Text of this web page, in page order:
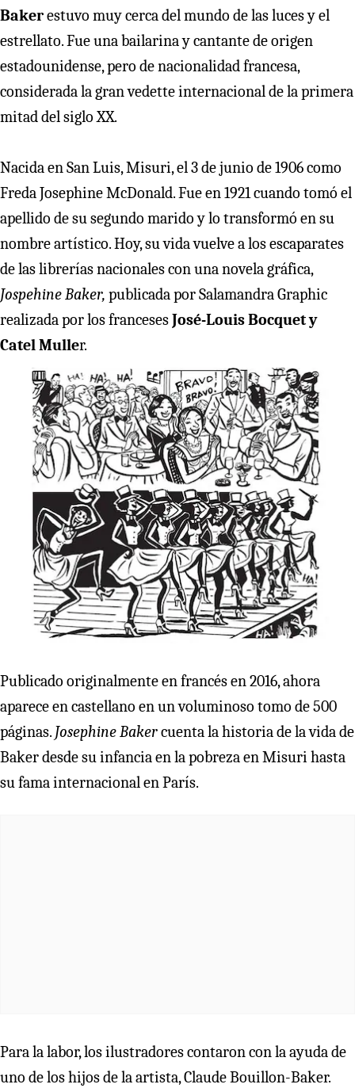
Bakerestuvo muy cerca del mundo de las luces y el
estrellato. Fue una bailarina y cantante de origen
estadounidense, pero de nacionalidad francesa,
considerada la gran vedette internacional de la primera
mitad del siglo XX.
Nacida en San Luis, Misuri, el 3 de junio de 1906 como
Freda Josephine McDonald. Fue en 1921 cuando tomó el
apellido de su segundo marido y lo transformó en su
nombre artístico. Hoy, su vida vuelve a los escaparates
de las librerías nacionales con una novela gráfica,
Jospehine Baker, publicada por Salamandra Graphic
realizada por los francesesJosé-Louis Bocquet y
Catel Muller.
Publicado originalmente en francés en 2016, ahora
aparece en castellano en un voluminoso tomo de 500
páginas. Josephine Bakercuenta la historia de la vida de
Baker desde su infancia en la pobreza en Misuri hasta
su fama internacional en París.
Para la labor, los ilustradores contaron con la ayuda de
uno de los hijos de la artista, Claude Bouillon-Baker.